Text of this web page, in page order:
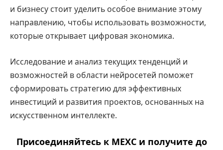
и бизнесу стоит уделить особое внимание этому
направлению, чтобы использовать возможности,
которые открывает цифровая экономика.
Исследование и анализ текущих тенденций и
возможностей в области нейросетей поможет
сформировать стратегию для эффективных
инвестиций и развития проектов, основанных на
искусственном интеллекте.
Присоединяйтесь к MEXC и получите до